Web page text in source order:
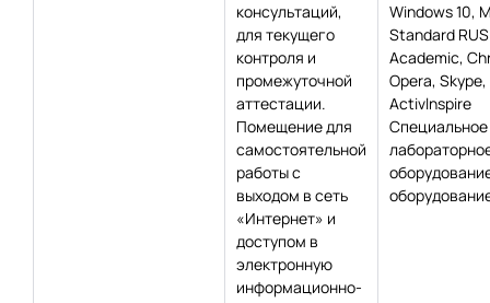
консультаций,
для текущего
контроля и
промежуточной
аттестации.
Помещение для
самостоятельной
работы с
выходом в сеть
«Интернет» и
доступом в
электронную
информационно-
Windows 10,
Standard RUS
Academic,
Opera, Skype,
Activlnspire
Специальное